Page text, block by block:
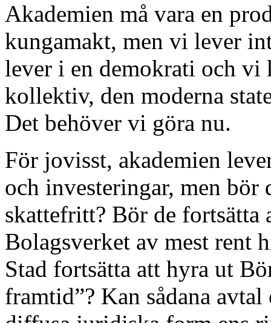
Akademien må vara en
kungamakt, men vi lever
lever i en demokrati och vi
kollektiv, den moderna
Det behöver vi göra nu.
För jovisst, akademien
och investeringar, men bör
skattefritt? Bör de fortsätta
Bolagsverket av mest rent
Stad fortsätta att hyra ut
framtid”? Kan sådana